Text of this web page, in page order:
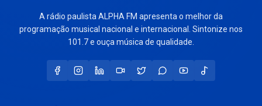
A rádio paulista ALPHA FM apresenta o melhor da
programação musical nacional e internacional. Sintonize nos
101.7 e ouça música de qualidade.